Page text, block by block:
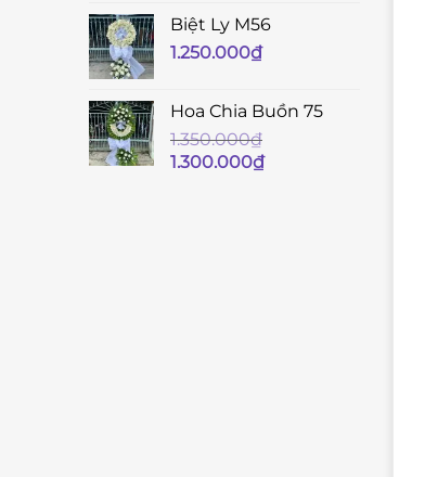
Biệt Ly M56
1.250.000₫
Hoa Chia Buồn 75
1.350.000₫
Giá
1.300.000₫Giá